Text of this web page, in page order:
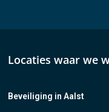
Locaties waar we
Beveiliging in Aalst